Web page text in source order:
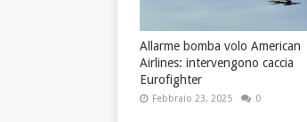
Allarme bomba volo American
Airlines: intervengono caccia
Eurofighter
Febbraio 23, 2025 0